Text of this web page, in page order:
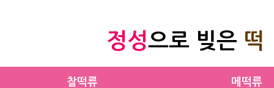
정성으로 빚은 떡
찰떡류 메떡류